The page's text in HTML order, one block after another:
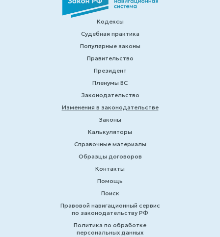
Кодексы
Судебная практика
Популярные законы
Правительство
Президент
Пленумы ВС
Законодательство
Изменения в законодательстве
Законы
Калькуляторы
Справочные материалы
Образцы договоров
Контакты
Помощь
Поиск
Правовой навигационный сервис
по законодательству РФ
Политика по обработке
персональных данных